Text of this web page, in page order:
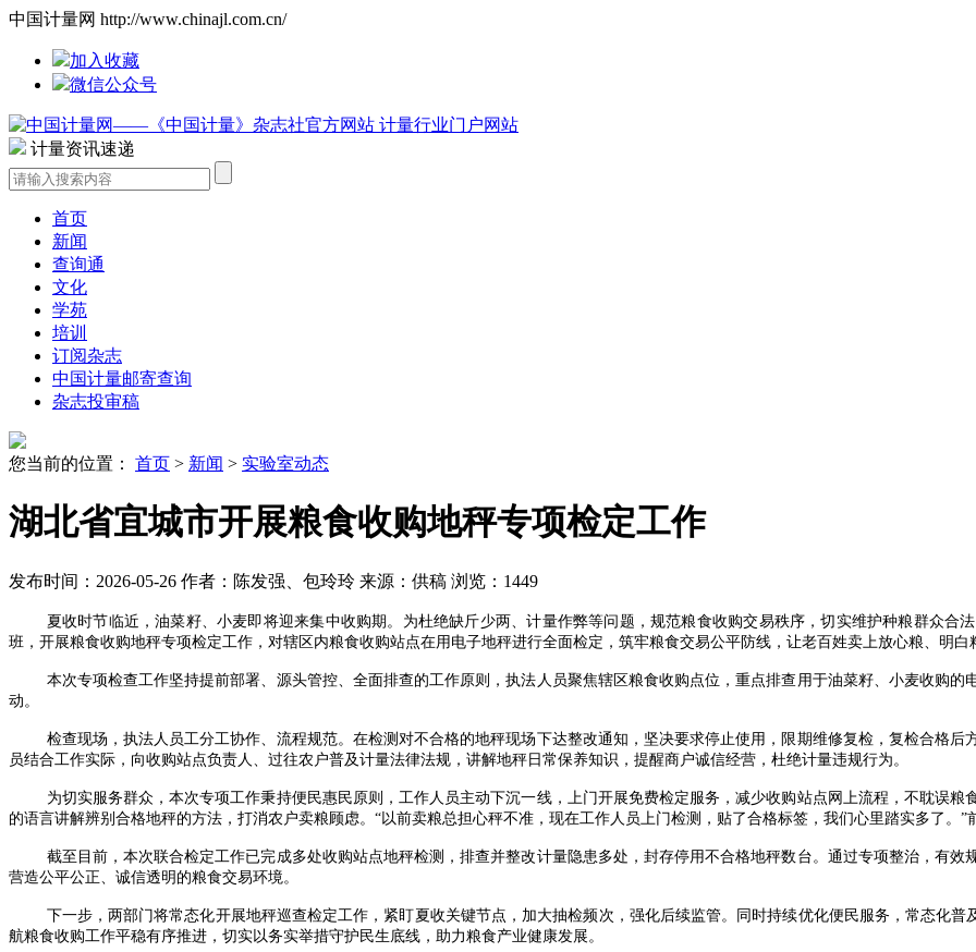
中国计量网 http://www.chinajl.com.cn/
加入收藏
微信公众号
计量资讯速递
首页
新闻
查询通
文化
学苑
培训
订阅杂志
中国计量邮寄查询
杂志投审稿
您当前的位置： 首页 > 新闻 > 实验室动态
湖北省宜城市开展粮食收购地秤专项检定工作
发布时间：2026-05-26 作者：陈发强、包玲玲 来源：供稿 浏览：1449
夏收时节临近，油菜籽、小麦即将迎来集中收购期。为杜绝缺斤少两、计量作弊等问题，规范粮食收购交易秩序，切实维护种粮群众合
班，开展粮食收购地秤专项检定工作，对辖区内粮食收购站点在用电子地秤进行全面检定，筑牢粮食交易公平防线，让老百姓卖上放心粮、明白
本次专项检查工作坚持提前部署、源头管控、全面排查的工作原则，执法人员聚焦辖区粮食收购点位，重点排查用于油菜籽、小麦收购
动。
检查现场，执法人员工分工协作、流程规范。在检测对不合格的地秤现场下达整改通知，坚决要求停止使用，限期维修复检，复检合格
员结合工作实际，向收购站点负责人、过往农户普及计量法律法规，讲解地秤日常保养知识，提醒商户诚信经营，杜绝计量违规行为。
为切实服务群众，本次专项工作秉持便民惠民原则，工作人员主动下沉一线，上门开展免费检定服务，减少收购站点网上流程，不耽误
的语言讲解辨别合格地秤的方法，打消农户卖粮顾虑。“以前卖粮总担心秤不准，现在工作人员上门检测，贴了合格标签，我们心里踏实多了。”
截至目前，本次联合检定工作已完成多处收购站点地秤检测，排查并整改计量隐患多处，封存停用不合格地秤数台。通过专项整治，有
营造公平公正、诚信透明的粮食交易环境。
下一步，两部门将常态化开展地秤巡查检定工作，紧盯夏收关键节点，加大抽检频次，强化后续监管。同时持续优化便民服务，常态化
航粮食收购工作平稳有序推进，切实以务实举措守护民生底线，助力粮食产业健康发展。